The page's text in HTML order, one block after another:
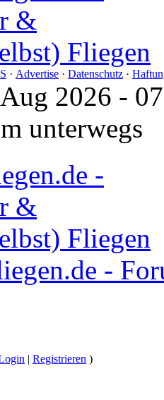
· Advertise · Datenschutz ·
2026 -
unterwegs
-
| Registrieren )